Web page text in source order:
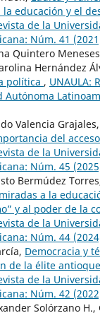
la educación y el
de la
Núm. 41
Quintero
Hernández
política , UNAULA:
Autónoma
Valencia
del
de la
Núm. 45
Bermúdez
a la
y al poder de la
de la
Núm. 44
Democracia y
de la élite
de la
Núm. 42
Solórzano